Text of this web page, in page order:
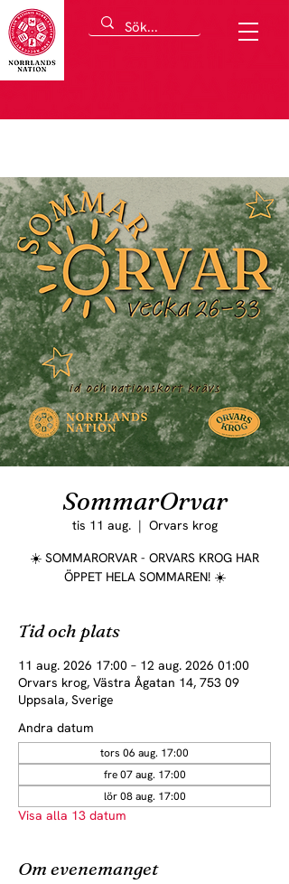
SommarOrvar
tis 11 aug.
  |
Orvars krog
☀️ SOMMARORVAR - ORVARS KROG HAR
ÖPPET HELA SOMMAREN! ☀️
Tid och plats
11 aug. 2026 17:00 – 12 aug. 2026 01:00
Orvars krog, Västra Ågatan 14, 753 09
Uppsala, Sverige
Andra datum
tors 06 aug. 17:00
fre 07 aug. 17:00
lör 08 aug. 17:00
Visa alla 13 datum
Om evenemanget